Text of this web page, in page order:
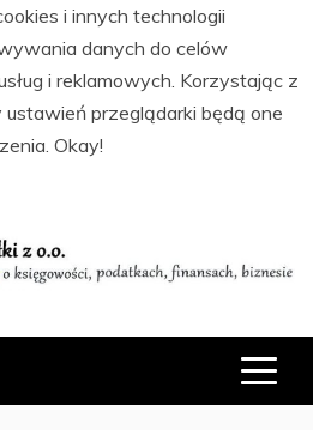
i innych technologii
danych do celów
i reklamowych. Korzystając z
przeglądarki będą one
Okay!
I BIZNESIE